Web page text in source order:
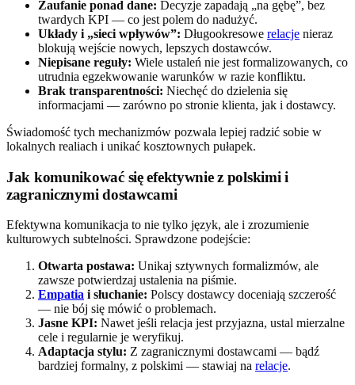
Zaufanie ponad dane: Decyzje zapadają „na gębę”, bez
twardych KPI — co jest polem do nadużyć.
Układy i „sieci wpływów”: Długookresowe relacje nieraz
blokują wejście nowych, lepszych dostawców.
Niepisane reguły: Wiele ustaleń nie jest formalizowanych, co
utrudnia egzekwowanie warunków w razie konfliktu.
Brak transparentności: Niechęć do dzielenia się
informacjami — zarówno po stronie klienta, jak i dostawcy.
Świadomość tych mechanizmów pozwala lepiej radzić sobie w
lokalnych realiach i unikać kosztownych pułapek.
Jak komunikować się efektywnie z polskimi i
zagranicznymi dostawcami
Efektywna komunikacja to nie tylko język, ale i zrozumienie
kulturowych subtelności. Sprawdzone podejście:
Otwarta postawa: Unikaj sztywnych formalizmów, ale
zawsze potwierdzaj ustalenia na piśmie.
Empatia i słuchanie: Polscy dostawcy doceniają szczerość
— nie bój się mówić o problemach.
Jasne KPI: Nawet jeśli relacja jest przyjazna, ustal mierzalne
cele i regularnie je weryfikuj.
Adaptacja stylu: Z zagranicznymi dostawcami — bądź
bardziej formalny, z polskimi — stawiaj na relacje.